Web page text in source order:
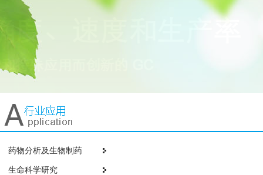
药物分析及生物制药
生命科学研究